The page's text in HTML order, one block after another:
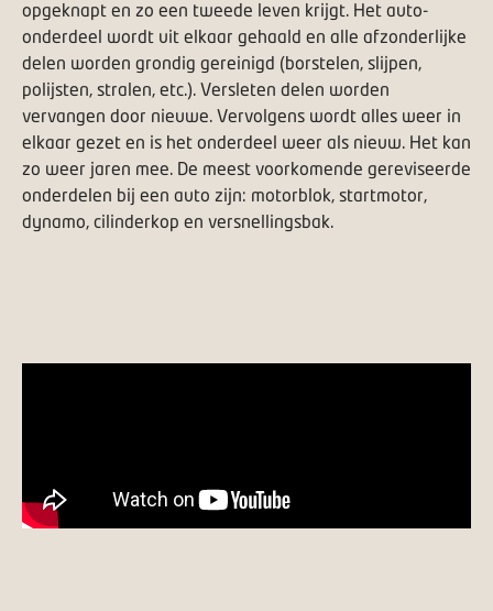
opgeknapt en zo een tweede leven krijgt. Het auto-
onderdeel wordt uit elkaar gehaald en alle afzonderlijke
delen worden grondig gereinigd (borstelen, slijpen,
polijsten, stralen, etc.). Versleten delen worden
vervangen door nieuwe. Vervolgens wordt alles weer in
elkaar gezet en is het onderdeel weer als nieuw. Het kan
zo weer jaren mee. De meest voorkomende gereviseerde
onderdelen bij een auto zijn: motorblok, startmotor,
dynamo, cilinderkop en versnellingsbak.